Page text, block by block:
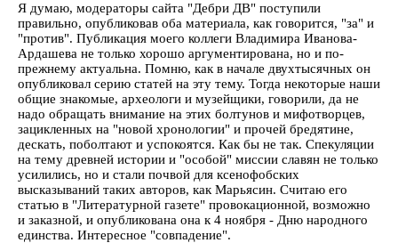
Я думаю, модераторы сайта "Дебри ДВ" поступили
правильно, опубликовав оба материала, как говорится, "за" и
"против". Публикация моего коллеги Владимира Иванова-
Ардашева не только хорошо аргументирована, но и по-
прежнему актуальна. Помню, как в начале двухтысячных он
опубликовал серию статей на эту тему. Тогда некоторые наши
общие знакомые, археологи и музейщики, говорили, да не
надо обращать внимание на этих болтунов и мифотворцев,
зацикленных на "новой хронологии" и прочей бредятине,
дескать, поболтают и успокоятся. Как бы не так. Спекуляции
на тему древней истории и "особой" миссии славян не только
усилились, но и стали почвой для ксенофобских
высказываний таких авторов, как Марьясин. Считаю его
статью в "Литературной газете" провокационной, возможно
и заказной, и опубликована она к 4 ноября - Дню народного
единства. Интересное "совпадение".